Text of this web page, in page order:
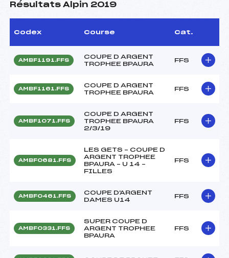
Résultats Alpin 2019
Codex Course Cat.
AMBF1191.FFS
COUPE D ARGENT
TROPHEE BPAURA
FFS
AMBF1161.FFS
COUPE D ARGENT
TROPHEE BPAURA
FFS
AMBF1071.FFS
COUPE D ARGENT
TROPHEE BPAURA
2/3/19
FFS
AMBF0681.FFS
LES GETS – COUPE D
ARGENT TROPHEE
BPAURA – U 14 –
FILLES
FFS
AMBF0461.FFS
COUPE D'ARGENT
DAMES U14
FFS
AMBF0331.FFS
SUPER COUPE D
ARGENT TROPHEE
BPAURA
FFS